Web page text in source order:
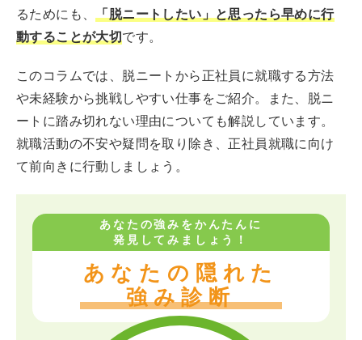
るためにも、「脱ニートしたい」と思ったら早めに行
動することが大切です。
このコラムでは、脱ニートから正社員に就職する方法
や未経験から挑戦しやすい仕事をご紹介。また、脱ニ
ートに踏み切れない理由についても解説しています。
就職活動の不安や疑問を取り除き、正社員就職に向け
て前向きに行動しましょう。
あなたの強みをかんたんに
発見してみましょう！
あなたの隠れた
強み診断